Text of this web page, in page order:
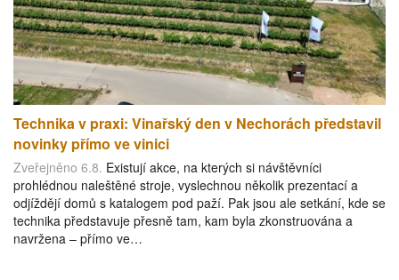
Technika v praxi: Vinařský den v Nechorách představil
novinky přímo ve vinici
Zveřejněno 6.8. Existují akce, na kterých si návštěvníci
prohlédnou naleštěné stroje, vyslechnou několik prezentací a
odjíždějí domů s katalogem pod paží. Pak jsou ale setkání, kde se
technika představuje přesně tam, kam byla zkonstruována a
navržena – přímo ve…